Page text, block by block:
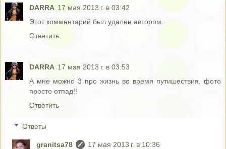
DARRA 17 мая 2013 г. в 03:42
Этот комментарий был удален автором.
Ответить
DARRA 17 мая 2013 г. в 03:53
А мне можно 3 про жизнь во время путишествия, фото
просто отпад!!
Ответить
Ответы
granitsa78
17 мая 2013 г. в 10:36